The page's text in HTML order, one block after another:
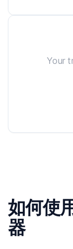
Your
如何使
器